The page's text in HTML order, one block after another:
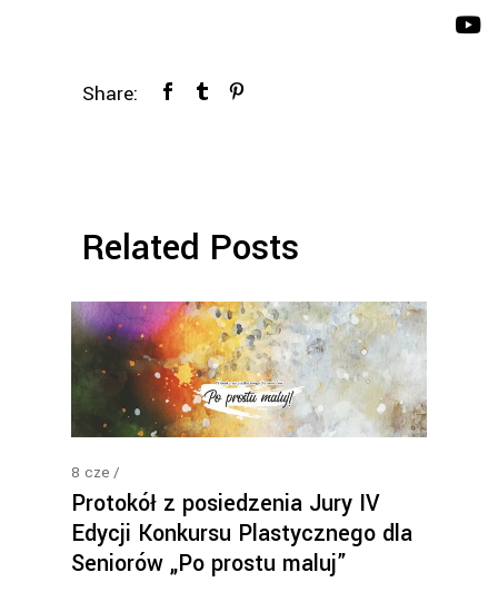
Share:
Related Posts
8 cze
Protokół z posiedzenia Jury IV
Edycji Konkursu Plastycznego dla
Seniorów „Po prostu maluj”